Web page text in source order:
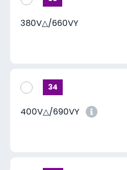
380V△/660VY
34
400V△/690VY